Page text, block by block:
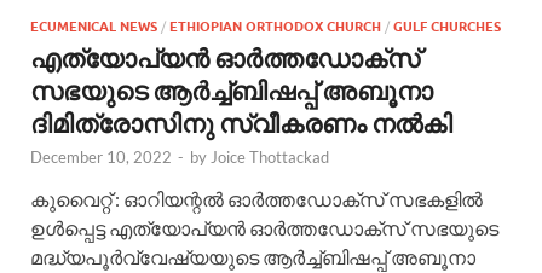
ECUMENICAL NEWS / ETHIOPIAN ORTHODOX CHURCH / GULF CHURCHES
എത്യോപ്യൻ ഓർത്തഡോക്സ്‌
സഭയുടെ ആർച്ച്ബിഷപ്പ്‌ അബൂനാ
ദിമിത്രോസിനു സ്വീകരണം നൽകി
December 10, 2022 - byJoice Thottackad
കുവൈറ്റ്‌ : ഓറിയന്റൽ ഓർത്തഡോക്സ്‌ സഭകളിൽ
ഉൾപ്പെട്ട എത്യോപ്യൻ ഓർത്തഡോക്സ്‌ സഭയുടെ
മദ്ധ്യപൂർവ്വേഷ്യയുടെ ആർച്ച്ബിഷപ്പ്‌ അബൂനാ